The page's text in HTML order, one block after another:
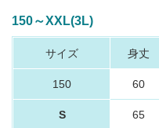
150～XXL(3L)
サイズ 身丈
150 60
S 65